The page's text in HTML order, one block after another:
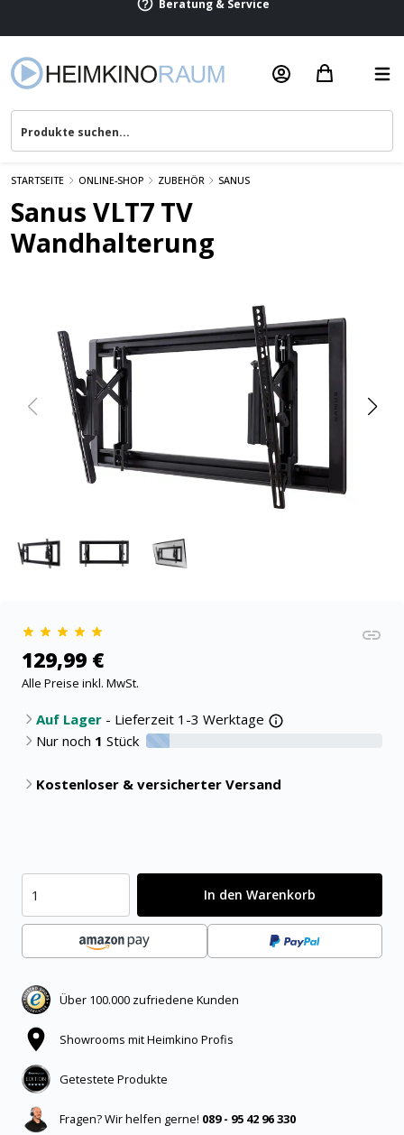
STARTSEITE ONLINE-SHOP ZUBEHÖR SANUS
Sanus VLT7 TV
Wandhalterung
129,99 €
Alle Preise inkl. MwSt.
Auf Lager - Lieferzeit 1-3 Werktage
Nur noch 1 Stück 10% verfügbar
Kostenloser & versicherter Versand
In den Warenkorb
Über 100.000 zufriedene Kunden
Showrooms mit Heimkino Profis
Getestete Produkte
Fragen? Wir helfen gerne! 089 - 95 42 96 330